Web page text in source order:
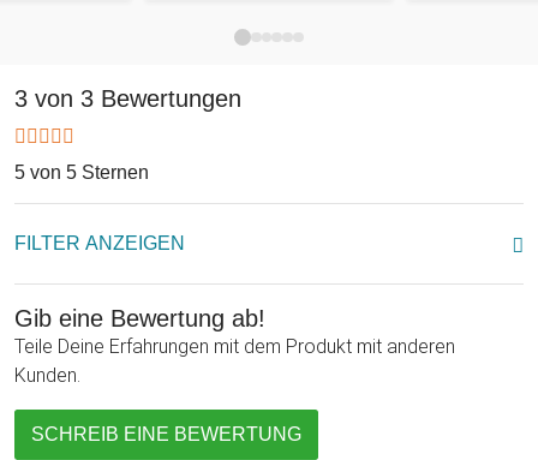
Das Gerät ist ein lustiges Mitbringsel für Partys oder
Gäste den hochprozentigen Getränken zugeneigt sind, wird
der Tester sein Potential voll entfalten können. Beachte
die Ergebnisse, zu denen die Geräte der Polizei kommen. Im
Zweifelsfall also lieber ein Taxi bis nachhause nehmen.
3 von 3 Bewertungen
5 von 5 Sternen
FILTER ANZEIGEN
Gib eine Bewertung ab!
Teile Deine Erfahrungen mit dem Produkt mit anderen
Kunden.
SCHREIB EINE BEWERTUNG